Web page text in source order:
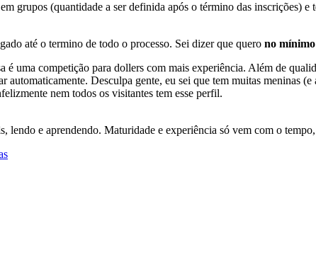
grupos (quantidade a ser definida após o término das inscrições)
até o termino de todo o processo. Sei dizer que quero no
é uma competição para dollers com mais experiência. Além de
automaticamente. Desculpa gente, eu sei que tem muitas meninas
nem todos os visitantes tem esse perfil.
e aprendendo. Maturidade e experiência só vem com o